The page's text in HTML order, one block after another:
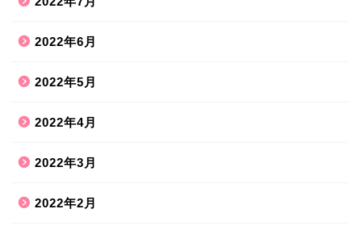
2022年6月
2022年5月
2022年4月
2022年3月
2022年2月